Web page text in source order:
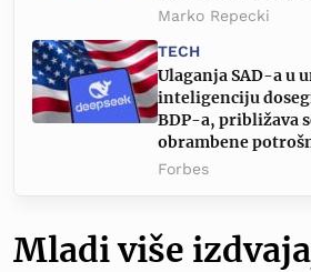
Marko Repecki
TECH
Ulaganja SAD-a u
inteligenciju
BDP-a, približava
obrambene
Forbes
Mladi više